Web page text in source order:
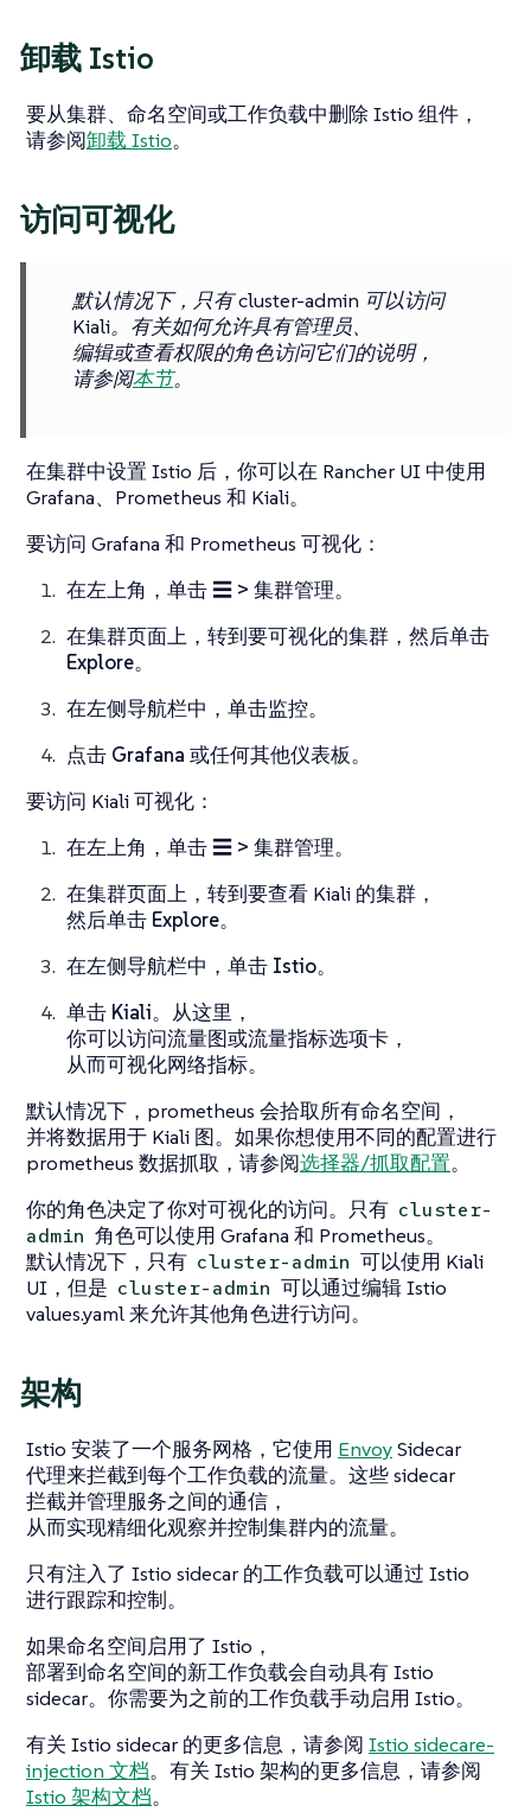
卸载 Istio
要从集群、命名空间或工作负载中删除 Istio 组件，
请参阅卸载 Istio。
访问可视化
默认情况下，只有 cluster-admin 可以访问
Kiali。有关如何允许具有管理员、
编辑或查看权限的角色访问它们的说明，
请参阅本节。
在集群中设置 Istio 后，你可以在 Rancher UI 中使用
Grafana、Prometheus 和 Kiali。
要访问 Grafana 和 Prometheus 可视化：
在左上角，单击 ☰ > 集群管理。
在集群页面上，转到要可视化的集群，然后单击
Explore。
在左侧导航栏中，单击监控。
点击 Grafana 或任何其他仪表板。
要访问 Kiali 可视化：
在左上角，单击 ☰ > 集群管理。
在集群页面上，转到要查看 Kiali 的集群，
然后单击 Explore。
在左侧导航栏中，单击 Istio。
单击 Kiali。从这里，
你可以访问流量图或流量指标选项卡，
从而可视化网络指标。
默认情况下，prometheus 会拾取所有命名空间，
并将数据用于 Kiali 图。如果你想使用不同的配置进行
prometheus 数据抓取，请参阅选择器/抓取配置。
你的角色决定了你对可视化的访问。只有 cluster-
admin 角色可以使用 Grafana 和 Prometheus。
默认情况下，只有 cluster-admin 可以使用 Kiali
UI，但是 cluster-admin 可以通过编辑 Istio
values.yaml 来允许其他角色进行访问。
架构
Istio 安装了一个服务网格，它使用 EnvoySidecar
代理来拦截到每个工作负载的流量。这些 sidecar
拦截并管理服务之间的通信，
从而实现精细化观察并控制集群内的流量。
只有注入了 Istio sidecar 的工作负载可以通过 Istio
进行跟踪和控制。
如果命名空间启用了 Istio，
部署到命名空间的新工作负载会自动具有 Istio
sidecar。你需要为之前的工作负载手动启用 Istio。
有关 Istio sidecar 的更多信息，请参阅 Istio sidecare-
injection 文档。有关 Istio 架构的更多信息，请参阅
Istio 架构文档。